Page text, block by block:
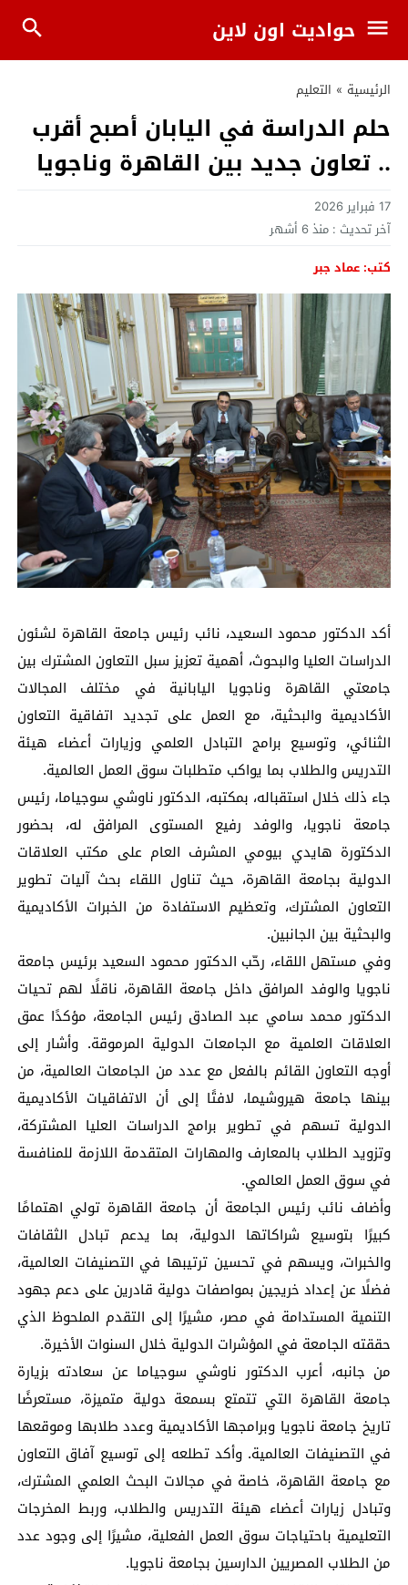
حواديت اون لاين
الرئيسية » التعليم
حلم الدراسة في اليابان أصبح أقرب
.. تعاون جديد بين القاهرة وناجويا
17 فبراير 2026
آخر تحديث : منذ 6 أشهر
كتب: عماد جبر
أكد الدكتور محمود السعيد، نائب رئيس جامعة القاهرة لشئون
الدراسات العليا والبحوث، أهمية تعزيز سبل التعاون المشترك بين
جامعتي القاهرة وناجويا اليابانية في مختلف المجالات
الأكاديمية والبحثية، مع العمل على تجديد اتفاقية التعاون
الثنائي، وتوسيع برامج التبادل العلمي وزيارات أعضاء هيئة
التدريس والطلاب بما يواكب متطلبات سوق العمل العالمية.
جاء ذلك خلال استقباله، بمكتبه، الدكتور ناوشي سوجياما، رئيس
جامعة ناجويا، والوفد رفيع المستوى المرافق له، بحضور
الدكتورة هايدي بيومي المشرف العام على مكتب العلاقات
الدولية بجامعة القاهرة، حيث تناول اللقاء بحث آليات تطوير
التعاون المشترك، وتعظيم الاستفادة من الخبرات الأكاديمية
والبحثية بين الجانبين.
وفي مستهل اللقاء، رحّب الدكتور محمود السعيد برئيس جامعة
ناجويا والوفد المرافق داخل جامعة القاهرة، ناقلًا لهم تحيات
الدكتور محمد سامي عبد الصادق رئيس الجامعة، مؤكدًا عمق
العلاقات العلمية مع الجامعات الدولية المرموقة. وأشار إلى
أوجه التعاون القائم بالفعل مع عدد من الجامعات العالمية، من
بينها جامعة هيروشيما، لافتًا إلى أن الاتفاقيات الأكاديمية
الدولية تسهم في تطوير برامج الدراسات العليا المشتركة،
وتزويد الطلاب بالمعارف والمهارات المتقدمة اللازمة للمنافسة
في سوق العمل العالمي.
وأضاف نائب رئيس الجامعة أن جامعة القاهرة تولي اهتمامًا
كبيرًا بتوسيع شراكاتها الدولية، بما يدعم تبادل الثقافات
والخبرات، ويسهم في تحسين ترتيبها في التصنيفات العالمية،
فضلًا عن إعداد خريجين بمواصفات دولية قادرين على دعم جهود
التنمية المستدامة في مصر، مشيرًا إلى التقدم الملحوظ الذي
حققته الجامعة في المؤشرات الدولية خلال السنوات الأخيرة.
من جانبه، أعرب الدكتور ناوشي سوجياما عن سعادته بزيارة
جامعة القاهرة التي تتمتع بسمعة دولية متميزة، مستعرضًا
تاريخ جامعة ناجويا وبرامجها الأكاديمية وعدد طلابها وموقعها
في التصنيفات العالمية. وأكد تطلعه إلى توسيع آفاق التعاون
مع جامعة القاهرة، خاصة في مجالات البحث العلمي المشترك،
وتبادل زيارات أعضاء هيئة التدريس والطلاب، وربط المخرجات
التعليمية باحتياجات سوق العمل الفعلية، مشيرًا إلى وجود عدد
من الطلاب المصريين الدارسين بجامعة ناجويا.